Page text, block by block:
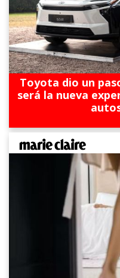
Toyota dio un
será la nueva